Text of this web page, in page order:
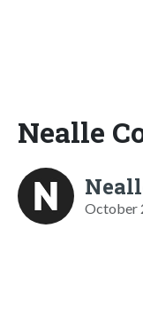
Nealle
October